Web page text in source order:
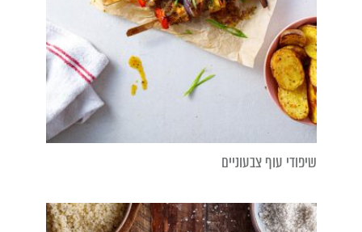
שיפודי עוף צבעוניים